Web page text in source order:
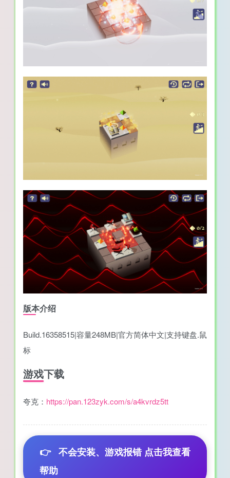
版本介绍
Build.16358515|容量248MB|官方简体中文|支持键盘.鼠
标
游戏下载
夸克： https://pan.123zyk.com/s/a4kvrdz5tt
👉 不会安装、游戏报错 点击我查看
帮助